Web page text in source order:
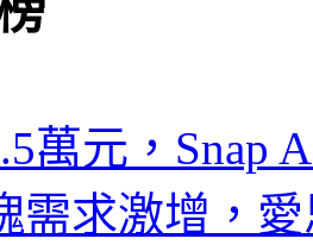
萬元，Snap
需求激增，